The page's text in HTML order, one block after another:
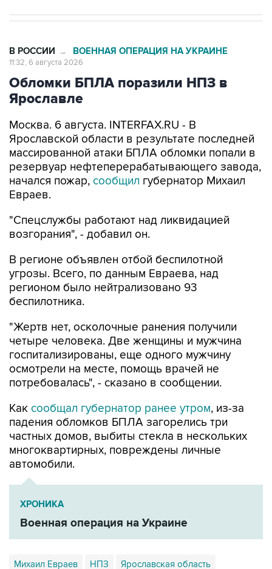
В РОССИИ → ВОЕННАЯ ОПЕРАЦИЯ НА УКРАИНЕ
11:32, 6 августа 2026
Обломки БПЛА поразили НПЗ в
Ярославле
Москва. 6 августа. INTERFAX.RU - В
Ярославской области в результате последней
массированной атаки БПЛА обломки попали в
резервуар нефтеперерабатывающего завода,
начался пожар, сообщил губернатор Михаил
Евраев.
"Спецслужбы работают над ликвидацией
возгорания", - добавил он.
В регионе объявлен отбой беспилотной
угрозы. Всего, по данным Евраева, над
регионом было нейтрализовано 93
беспилотника.
"Жертв нет, осколочные ранения получили
четыре человека. Две женщины и мужчина
госпитализированы, еще одного мужчину
осмотрели на месте, помощь врачей не
потребовалась", - сказано в сообщении.
Как сообщал губернатор ранее утром, из-за
падения обломков БПЛА загорелись три
частных домов, выбиты стекла в нескольких
многоквартирных, повреждены личные
автомобили.
ХРОНИКА
Военная операция на Украине
Михаил Евраев НПЗ Ярославская область